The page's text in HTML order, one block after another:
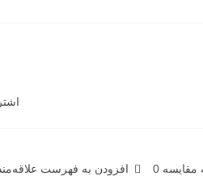
مقایسه 0 افزودن به فهرست